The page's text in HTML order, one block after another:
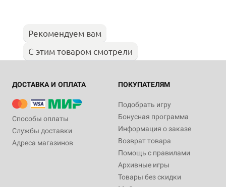
Рекомендуем вам
С этим товаром смотрели
ДОСТАВКА И ОПЛАТА
Способы оплаты
Службы доставки
Адреса магазинов
ПОКУПАТЕЛЯМ
Подобрать игру
Бонусная программа
Информация о заказе
Возврат товара
Помощь с правилами
Архивные игры
Товары без скидки